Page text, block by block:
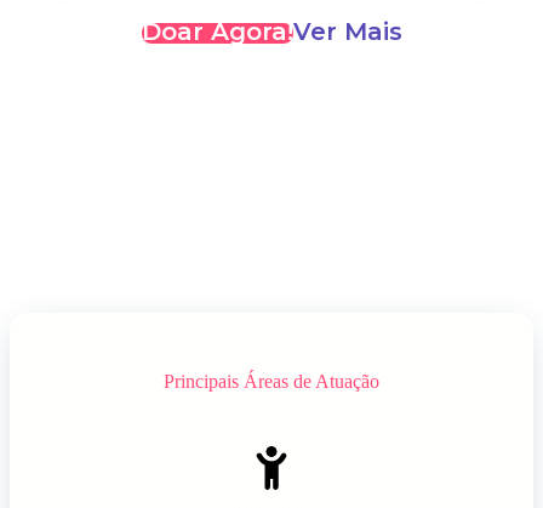
Doar Agora!Ver Mais
Principais Áreas de Atuação